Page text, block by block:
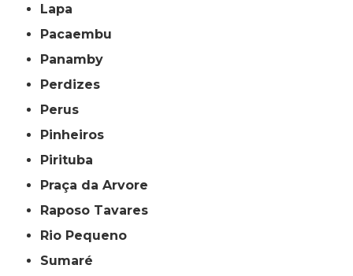
Lapa
Pacaembu
Panamby
Perdizes
Perus
Pinheiros
Pirituba
Praça da Arvore
Raposo Tavares
Rio Pequeno
Sumaré